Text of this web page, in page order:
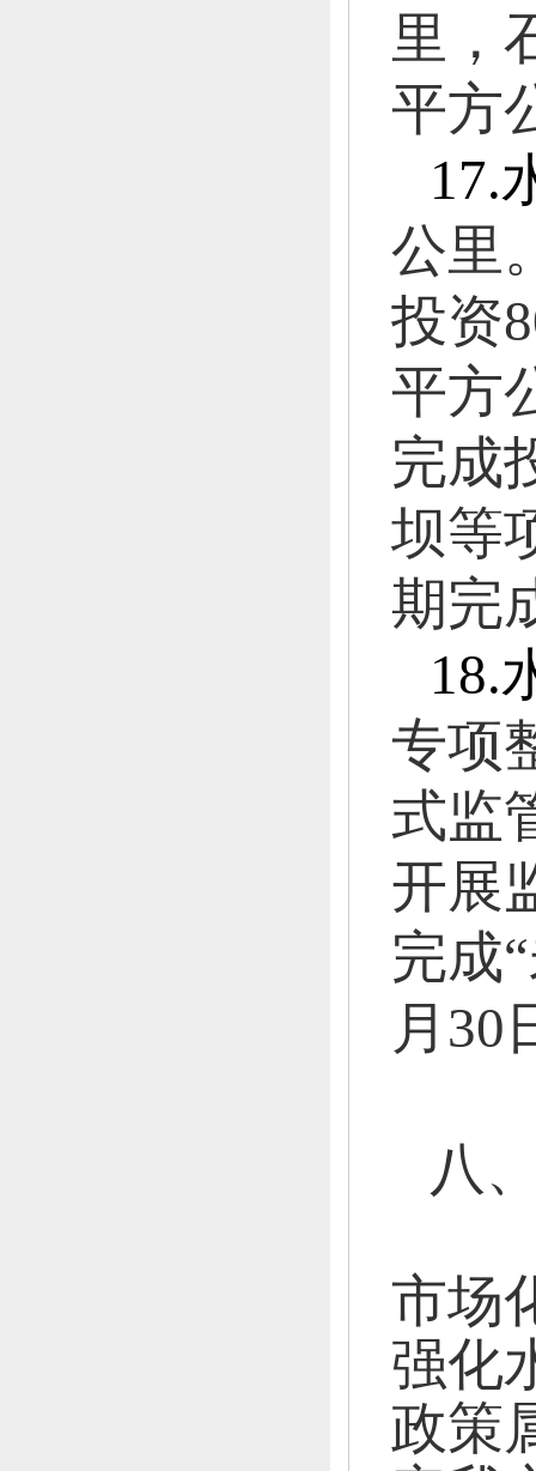
里，
平方
17.
公里
投资
平方
完成
坝等
期完
18.
专项
式监
开展
完成“
月 30
八
市场
强化
政策